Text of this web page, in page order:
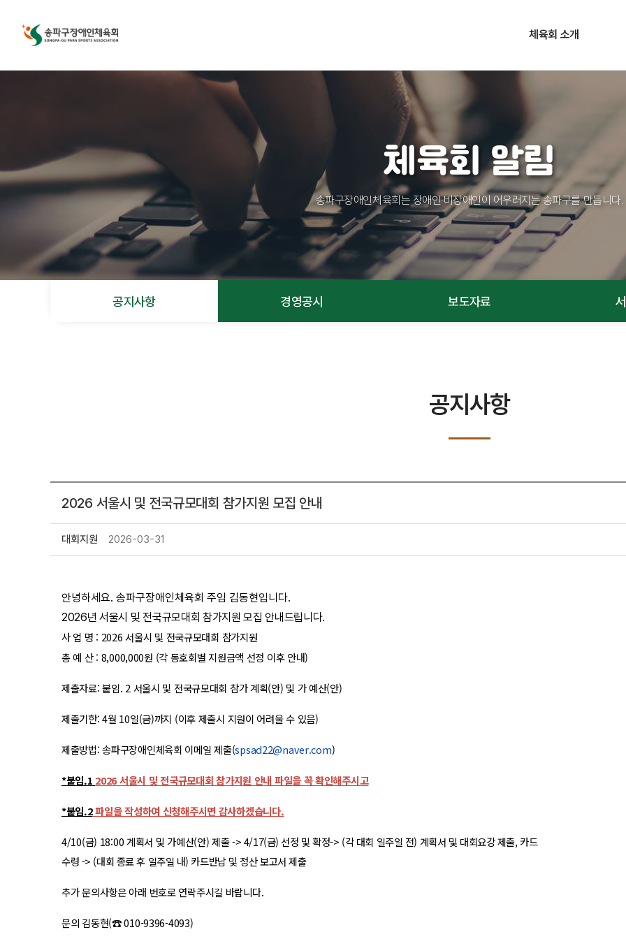
체육회 소개
찾아오시는 길
체육회 알림
송파구장애인체육회는 장애인·비장애인이 어우러지는 송파구를 만듭니다.
공지사항 경영공시 보도자료
공지사항
2026 서울시 및 전국규모대회 참가지원 모집 안내
대회지원 2026-03-31
안녕하세요. 송파구장애인체육회 주임 김동현입니다.
2026년 서울시 및 전국규모대회 참가지원 모집 안내드립니다.
사 업 명 : 2026 서울시 및 전국규모대회 참가지원
총 예 산 : 8,000,000원 (각 동호회별 지원금액 선정 이후 안내)
제출자료: 붙임. 2 서울시 및 전국규모대회 참가 계획(안) 및 가 예산(안)
제출기한: 4월 10일(금)까지 (이후 제출시 지원이 어려울 수 있음)
제출방법: 송파구장애인체육회 이메일 제출(spsad22@naver.com)
*붙임.1 2026 서울시 및 전국규모대회 참가지원 안내 파일을 꼭 확인해주시고
*붙임.2파일을 작성하여 신청해주시면 감사하겠습니다.
4/10(금) 18:00 계획서 및 가예산(안) 제출-> 4/17(금) 선정 및 확정-> (각 대회 일주일 전) 계획서 및 대회요강 제출, 카드
수령 -> (대회 종료 후 일주일 내) 카드반납 및 정산 보고서 제출
추가 문의사항은 아래 번호로 연락주시길 바랍니다.
문의 김동현(☎ 010-9396-4093)